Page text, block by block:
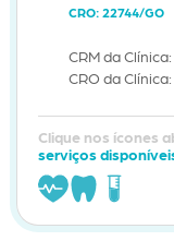
CRO: 22744/GO
CRM da
CRO da
Clique nos ícones
serviços